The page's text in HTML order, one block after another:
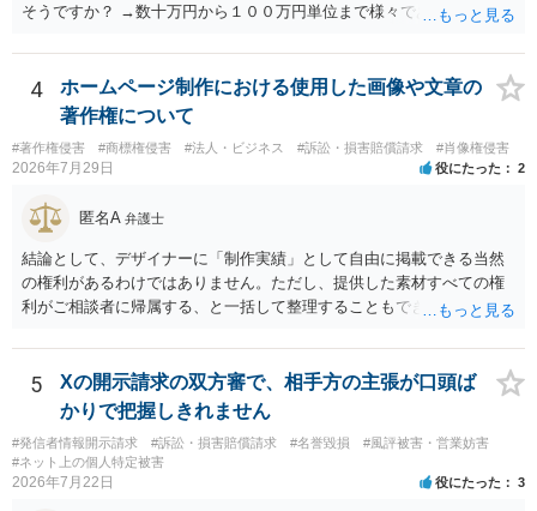
そうですか？ →数十万円から１００万円単位まで様々であり、不明で
渉が行われ、双方合意に至れば支払が開始され、決裂して相手方が訴
訟提起を選択すれば訴訟の中で解決がなされる流れが通常です。
4
ホームページ制作における使用した画像や文章の
著作権について
#著作権侵害 #商標権侵害 #法人・ビジネス #訴訟・損害賠償請求 #肖像権侵害
2026年7月29日 役にたった 2
匿名A 弁護士
結論として、デザイナーに「制作実績」として自由に掲載できる当然
の権利があるわけではありません。ただし、提供した素材すべての権
利がご相談者に帰属する、と一括して整理することもできません。 ご
身が著作権者です。 他方、ブランド名、文字主体のロゴ、商品情報、
短いキャッチコピー、販売コンセプトなどは、通常、著作物には当た
りません。ただし、ロゴに独自の図形やイラスト等が含まれる場合に
は、その表現部分が著作物となる可能性があります。 また、人物写真
の著作権は撮影者に、肖像に関する権利は被写体本人に帰属します
（著作権法2条・17条）。 ウェブサイト全体に当然に著作権が生じる
5
Xの開示請求の双方審で、相手方の主張が口頭ば
かりで把握しきれません
#発信者情報開示請求 #訴訟・損害賠償請求 #名誉毀損
#風評被害・営業妨害
#ネット上の個人特定被害
2026年7月22日 役にたった 3